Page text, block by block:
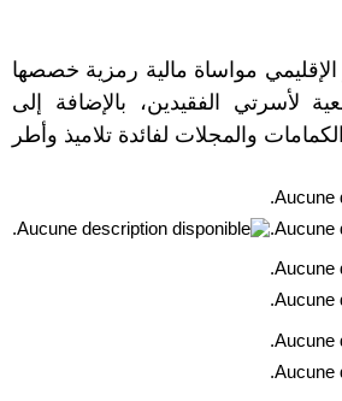
الإقليمي مواساة مالية رمزية خصصها
لأسرتي الفقيدين، بالإضافة إلى
والمجلات لفائدة تلاميذ وأطر